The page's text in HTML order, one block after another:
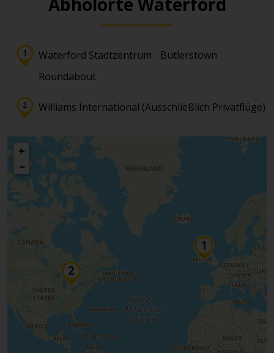
Waterford Stadtzentrum - Butlerstown
Roundabout
Williams International (Ausschließlich Privatflüge)
+
−